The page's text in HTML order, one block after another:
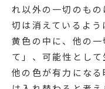
れ以外の一切のも
切は消えているよう
黄色の中に、他の
て」、可能性として
他の色が有力にな